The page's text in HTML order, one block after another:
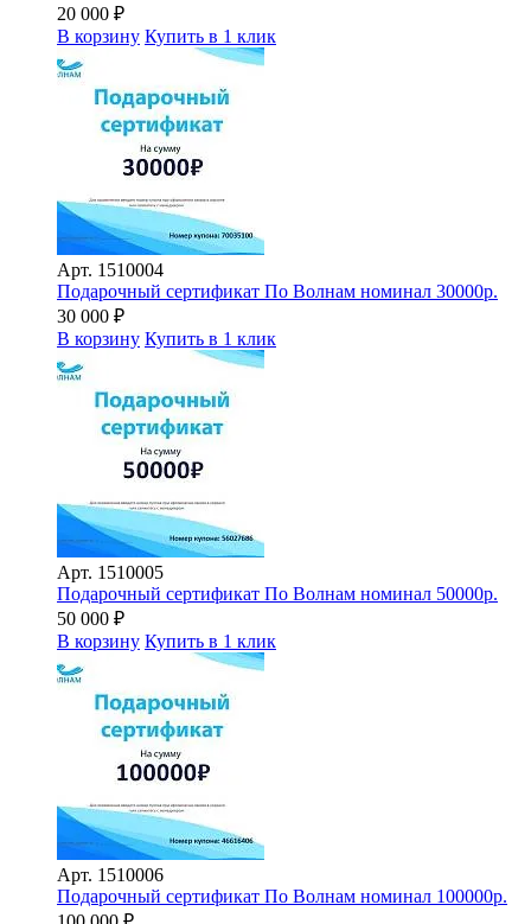
20 000 ₽
В корзину Купить в 1 клик
Арт. 1510004
Подарочный сертификат По Волнам номинал 30000р.
30 000 ₽
В корзину Купить в 1 клик
Арт. 1510005
Подарочный сертификат По Волнам номинал 50000р.
50 000 ₽
В корзину Купить в 1 клик
Арт. 1510006
Подарочный сертификат По Волнам номинал 100000р.